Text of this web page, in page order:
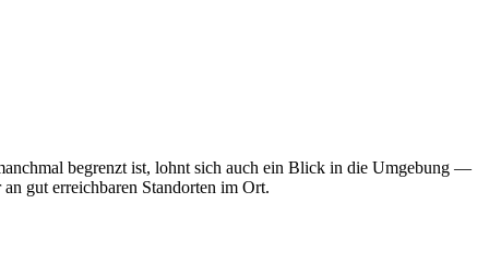
begrenzt ist, lohnt sich auch ein Blick in die Umgebung —
gut erreichbaren Standorten im Ort.